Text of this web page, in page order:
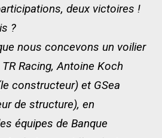
deux victoires !
?
nous concevons un voilier
Racing, Antoine Koch
constructeur) et GSea
de structure), en
équipes de Banque